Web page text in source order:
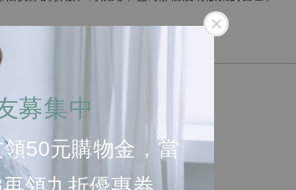
募集中
50元購物金，當
領九折優惠券